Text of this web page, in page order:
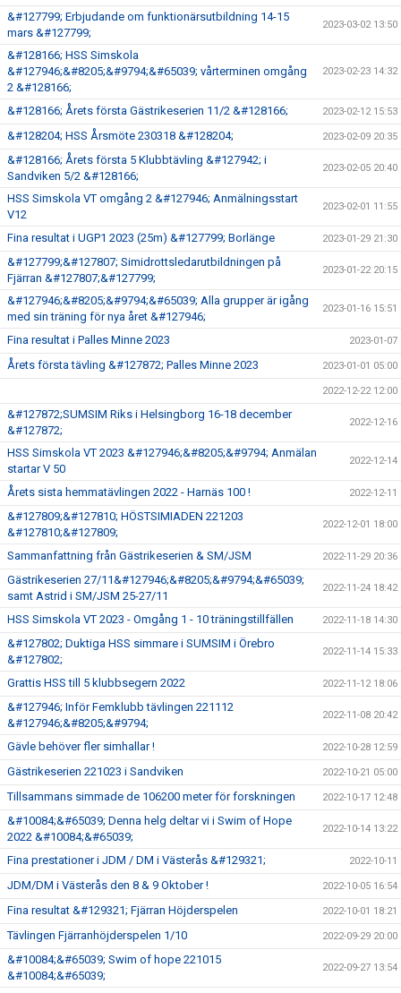
&#127799; Erbjudande om funktionärsutbildning 14-15
mars &#127799;
2023-03-02 13:50
&#128166; HSS Simskola
&#127946;&#8205;&#9794;&#65039; vårterminen omgång
2 &#128166;
2023-02-23 14:32
&#128166; Årets första Gästrikeserien 11/2 &#128166; 2023-02-12 15:53
&#128204; HSS Årsmöte 230318 &#128204; 2023-02-09 20:35
&#128166; Årets första 5 Klubbtävling &#127942; i
Sandviken 5/2 &#128166;
2023-02-05 20:40
HSS Simskola VT omgång 2 &#127946; Anmälningsstart
V12
2023-02-01 11:55
Fina resultat i UGP1 2023 (25m) &#127799; Borlänge 2023-01-29 21:30
&#127799;&#127807; Simidrottsledarutbildningen på
Fjärran &#127807;&#127799;
2023-01-22 20:15
&#127946;&#8205;&#9794;&#65039; Alla grupper är igång
med sin träning för nya året &#127946;
2023-01-16 15:51
Fina resultat i Palles Minne 2023 2023-01-07
Årets första tävling &#127872; Palles Minne 2023 2023-01-01 05:00
2022-12-22 12:00
&#127872;SUMSIM Riks i Helsingborg 16-18 december
&#127872;
2022-12-16
HSS Simskola VT 2023 &#127946;&#8205;&#9794; Anmälan
startar V 50
2022-12-14
Årets sista hemmatävlingen 2022 - Harnäs 100 ! 2022-12-11
&#127809;&#127810; HÖSTSIMIADEN 221203
&#127810;&#127809;
2022-12-01 18:00
Sammanfattning från Gästrikeserien & SM/JSM 2022-11-29 20:36
Gästrikeserien 27/11&#127946;&#8205;&#9794;&#65039;
samt Astrid i SM/JSM 25-27/11
2022-11-24 18:42
HSS Simskola VT 2023 - Omgång 1 - 10 träningstillfällen 2022-11-18 14:30
&#127802; Duktiga HSS simmare i SUMSIM i Örebro
&#127802;
2022-11-14 15:33
Grattis HSS till 5 klubbsegern 2022 2022-11-12 18:06
&#127946; Inför Femklubb tävlingen 221112
&#127946;&#8205;&#9794;
2022-11-08 20:42
Gävle behöver fler simhallar ! 2022-10-28 12:59
Gästrikeserien 221023 i Sandviken 2022-10-21 05:00
Tillsammans simmade de 106200 meter för forskningen 2022-10-17 12:48
&#10084;&#65039; Denna helg deltar vi i Swim of Hope
2022 &#10084;&#65039;
2022-10-14 13:22
Fina prestationer i JDM / DM i Västerås &#129321; 2022-10-11
JDM/DM i Västerås den 8 & 9 Oktober ! 2022-10-05 16:54
Fina resultat &#129321; Fjärran Höjderspelen 2022-10-01 18:21
Tävlingen Fjärranhöjderspelen 1/10 2022-09-29 20:00
&#10084;&#65039; Swim of hope 221015
&#10084;&#65039;
2022-09-27 13:54